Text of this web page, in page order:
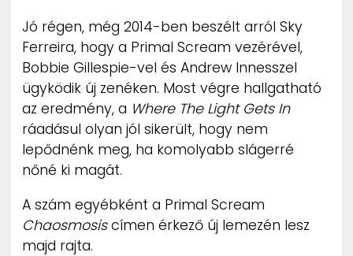
UTCA
ZENE
MÉDIAAJÁNLAT
IMPRESSZUM
PR-ARCHÍVUM
ADATKEZELÉSI TÁJÉKOZTATÓ
Jó régen, még 2014-ben beszélt arról Sky
Ferreira, hogy a Primal Scream vezérével,
Bobbie Gillespie-vel és Andrew Innesszel
ügyködik új zenéken. Most végre hallgatható
az eredmény, a Where The Light Gets In
ráadásul olyan jól sikerült, hogy nem
lepődnénk meg, ha komolyabb slágerré
nőné ki magát.
A szám egyébként a Primal Scream
Chaosmosiscímen érkező új lemezén lesz
majd rajta.